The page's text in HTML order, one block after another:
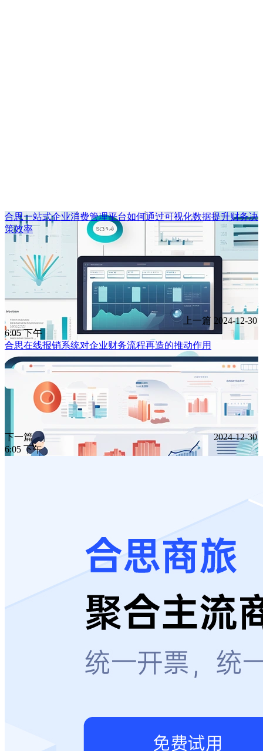
合思一站式企业消费管理平台如何通过可视化数据提升财务决
策效率
上一篇 2024-12-30
6:05 下午
合思在线报销系统对企业财务流程再造的推动作用
下一篇
2024-12-30
6:05 下午